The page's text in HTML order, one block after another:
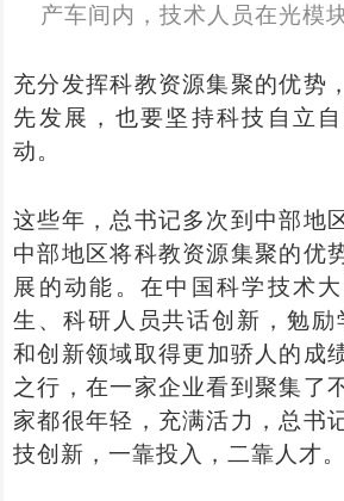
产车间内，技术人员在光模
充分发挥科教资源集聚的优势
先发展，也要坚持科技自立
动。
这些年，总书记多次到中部地
中部地区将科教资源集聚的优
展的动能。在中国科学技术
生、科研人员共话创新，勉励
和创新领域取得更加骄人的成
之行，在一家企业看到聚集了
家都很年轻，充满活力，总书
技创新，一靠投入，二靠人才。